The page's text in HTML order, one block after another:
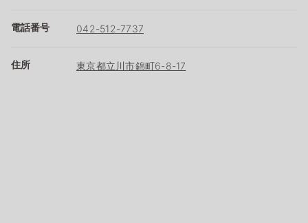
電話番号 042-512-7737
住所 東京都立川市錦町6-8-17